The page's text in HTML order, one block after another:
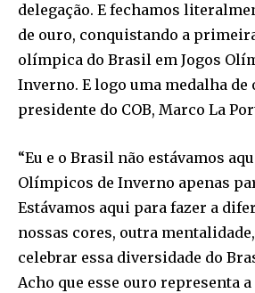
delegação. E fechamos
de ouro, conquistando a
olímpica do Brasil em Jogos
Inverno. E logo uma medalha de
presidente do COB, Marco La
“Eu e o Brasil não estávamos
Olímpicos de Inverno apenas
Estávamos aqui para fazer a
nossas cores, outra
celebrar essa diversidade do
Acho que esse ouro representa